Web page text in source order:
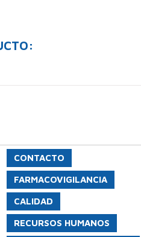
CONTACTO
FARMACOVIGILANCIA
CALIDAD
RECURSOS HUMANOS